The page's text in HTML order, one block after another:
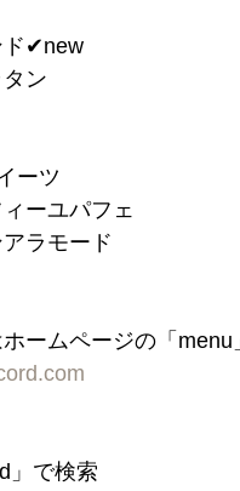
ド✔︎new
ン
ーツ
ーユパフェ
ラモード
ームページの「menu
」で検索